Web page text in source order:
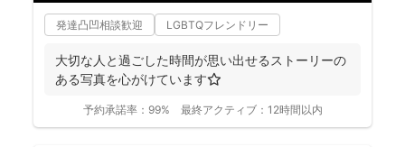
発達凸凹相談歓迎 LGBTQフレンドリー
大切な人と過ごした時間が思い出せるストーリーの
ある写真を心がけています⭐️
予約承諾率： 99% 最終アクティブ： 12時間以内